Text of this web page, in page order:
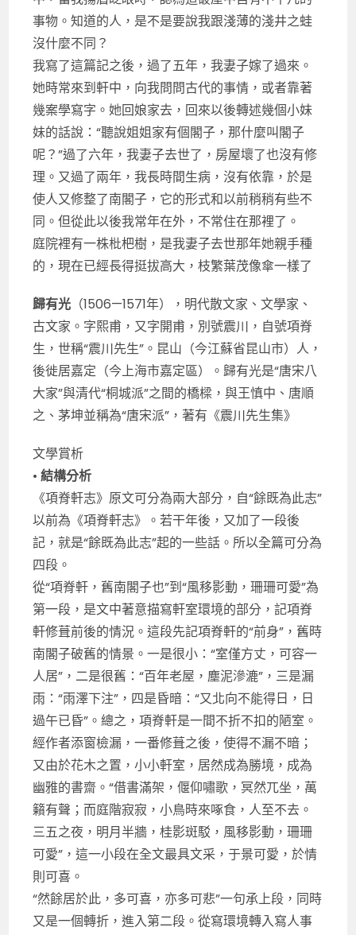
事物。知道的人，是不是要說我跟淺薄的淺井之蛙
沒什麼不同？
我寫了這篇記之後，過了五年，我妻子嫁了過來。
她時常來到軒中，向我問問古代的事情，或者靠著
幾案學寫字。她回娘家去，回來以後轉述幾個小妹
妹的話說：“聽說姐姐家有個閣子，那什麼叫閣子
呢？”過了六年，我妻子去世了，房屋壞了也沒有修
理。又過了兩年，我長時間生病，沒有依靠，於是
使人又修整了南閣子，它的形式和以前稍稍有些不
同。但從此以後我常年在外，不常住在那裡了。
庭院裡有一株枇杷樹，是我妻子去世那年她親手種
的，現在已經長得挺拔高大，枝繁葉茂像傘一樣了
歸有光 （1506—1571年），明代散文家、文學家、
古文家。字熙甫，又字開甫，別號震川，自號項脊
生，世稱“震川先生”。昆山（今江蘇省昆山市）人，
後徙居嘉定（今上海市嘉定區）。歸有光是“唐宋八
大家”與清代“桐城派”之間的橋樑，與王慎中、唐順
之、茅坤並稱為“唐宋派”，著有《震川先生集》
文學賞析
•結構分析
《項脊軒志》原文可分為兩大部分，自“餘既為此志”
以前為《項脊軒志》。若干年後，又加了一段後
記，就是“餘既為此志”起的一些話。所以全篇可分為
四段。
從“項脊軒，舊南閣子也”到“風移影動，珊珊可愛”為
第一段，是文中著意描寫軒室環境的部分，記項脊
軒修葺前後的情況。這段先記項脊軒的“前身”，舊時
南閣子破舊的情景。一是很小：“室僅方丈，可容一
人居”，二是很舊：“百年老屋，塵泥滲漉”，三是漏
雨：“雨澤下注”，四是昏暗：“又北向不能得日，日
過午已昏”。總之，項脊軒是一間不折不扣的陋室。
經作者添窗檢漏，一番修葺之後，使得不漏不暗；
又由於花木之置，小小軒室，居然成為勝境，成為
幽雅的書齋。“借書滿架，偃仰嘯歌，冥然兀坐，萬
籟有聲；而庭階寂寂，小鳥時來啄食，人至不去。
三五之夜，明月半牆，桂影斑駁，風移影動，珊珊
可愛”，這一小段在全文最具文采，于景可愛，於情
則可喜。
“然餘居於此，多可喜，亦多可悲”一句承上段，同時
又是一個轉折，進入第二段。從寫環境轉入寫人事